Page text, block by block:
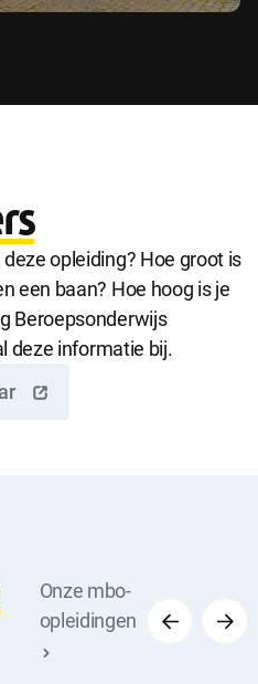
opleiding? Hoe groot is
een baan? Hoe hoog is je
Beroepsonderwijs
deze informatie bij.
Onze mbo-
opleidingen